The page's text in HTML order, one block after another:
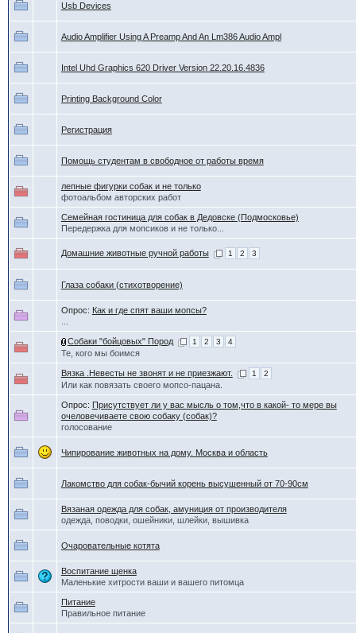
Usb Devices
Audio Amplifier Using A Preamp And An Lm386 Audio Ampl
Intel Uhd Graphics 620 Driver Version 22.20.16.4836
Printing Background Color
Регистрация
Помощь студентам в свободное от работы время
лепные фигурки собак и не только
фотоальбом авторских работ
Семейная гостиница для собак в Дедовске (Подмосковье)
Передержка для мопсиков и не только...
Домашние животные ручной работы 1 2 3
Глаза собаки (стихотворение)
Опрос: Как и где спят ваши мопсы?
Собаки "бойцовых" Пород 1 2 3 4
Те, кого мы боимся
Вязка .Невесты не звонят и не приезжают. 1 2
Или как повязать своего мопсо-пацана.
Опрос: Присутствует ли у вас мысль о том,что в какой- то мере вы
очеловечиваете свою собаку (собак)?
голосование
Чипирование животных на дому. Москва и область
Лакомство для собак-бычий корень высушенный от 70-90см
Вязаная одежда для собак, амуниция от производителя
одежда, поводки, ошейники, шлейки, вышивка
Очаровательные котята
Воспитание щенка
Маленькие хитрости ваши и вашего питомца
Питание
Правильное питание